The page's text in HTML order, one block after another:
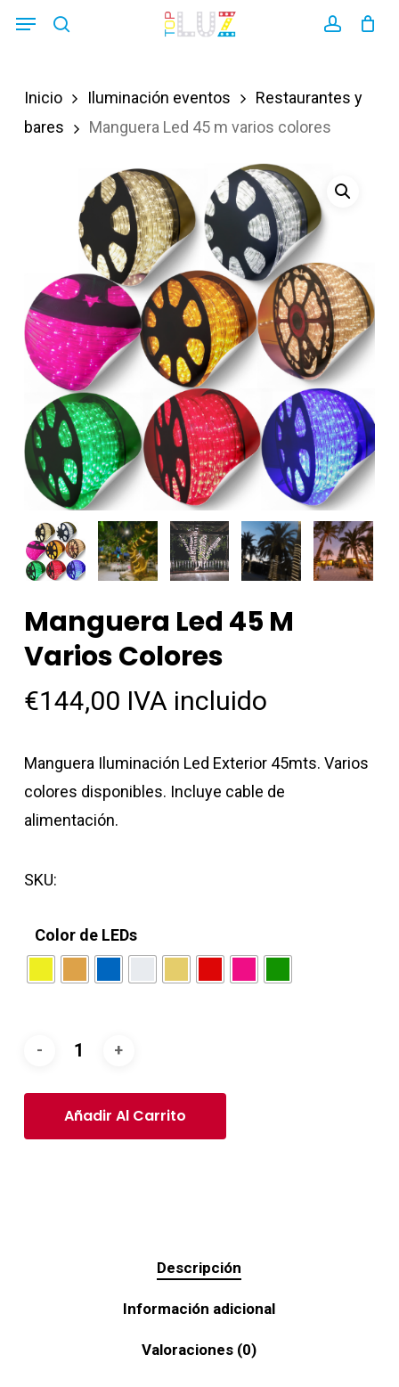
content
Menu
Inicio Iluminación eventos
Restaurantes y
bares
Manguera Led 45 m varios colores
Manguera Led 45 M
Varios Colores
€144,00 IVA incluido
Manguera Iluminación Led Exterior 45mts. Varios
colores disponibles. Incluye cable de
alimentación.
SKU:
Color de LEDs
Añadir Al Carrito
Descripción
Información adicional
Valoraciones (0)